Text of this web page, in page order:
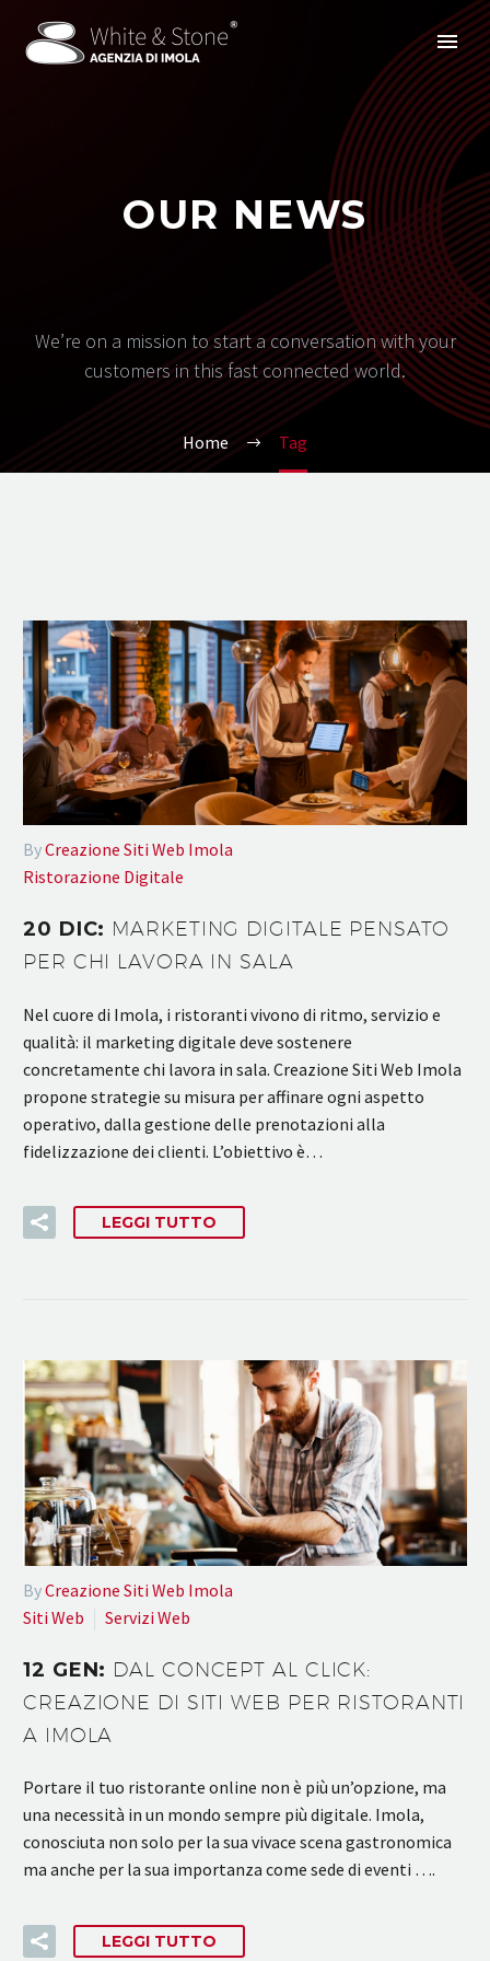
OUR NEWS
We’re on a mission to start a conversation with your
customers in this fast connected world.
Home Tag
ByCreazione Siti Web Imola
Ristorazione Digitale
20 DIC: MARKETING DIGITALE PENSATO
PER CHI LAVORA IN SALA
Nel cuore di Imola, i ristoranti vivono di ritmo, servizio e
qualità: il marketing digitale deve sostenere
concretamente chi lavora in sala. Creazione Siti Web Imola
propone strategie su misura per affinare ogni aspetto
operativo, dalla gestione delle prenotazioni alla
fidelizzazione dei clienti. L’obiettivo è…
LEGGI TUTTO
ByCreazione Siti Web Imola
Siti Web
Servizi Web
12 GEN: DAL CONCEPT AL CLICK:
CREAZIONE DI SITI WEB PER RISTORANTI
A IMOLA
Portare il tuo ristorante online non è più un’opzione, ma
una necessità in un mondo sempre più digitale. Imola,
conosciuta non solo per la sua vivace scena gastronomica
ma anche per la sua importanza come sede di eventi ….
LEGGI TUTTO